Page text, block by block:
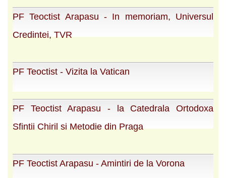
PF Teoctist Arapasu - In memoriam, Universul
Credintei, TVR
PF Teoctist - Vizita la Vatican
PF Teoctist Arapasu - la Catedrala Ortodoxa
Sfintii Chiril si Metodie din Praga
PF Teoctist Arapasu - Amintiri de la Vorona